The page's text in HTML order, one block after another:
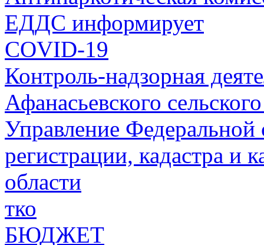
ЕДДС информирует
COVID-19
Контроль-надзорная
Афанасьевского
Управление Федеральной
регистрации, кадастра и
области
тко
БЮДЖЕТ